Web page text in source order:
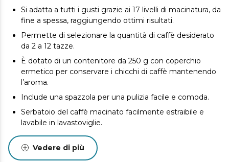
Si adatta a tutti i gusti grazie ai 17 livelli di macinatura, da
fine a spessa, raggiungendo ottimi risultati.
Permette di selezionare la quantità di caffè desiderato
da 2 a 12 tazze.
È dotato di un contenitore da 250 g con coperchio
ermetico per conservare i chicchi di caffè mantenendo
l’aroma.
Include una spazzola per una pulizia facile e comoda.
Serbatoio del caffè macinato facilmente estraibile e
lavabile in lavastoviglie.
Vedere di più